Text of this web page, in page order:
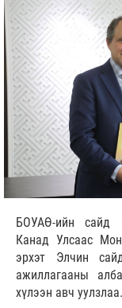
БОУАӨ-ийн сайд
Канад Улсаас
эрхэт Элчин
ажиллагааны
хүлээн авч уулзлаа.